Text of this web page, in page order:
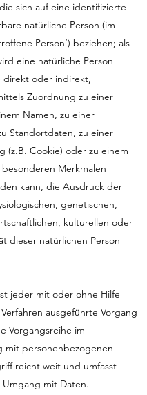
sich auf eine identifizierte
natürliche Person (im
Person‘) beziehen; als
eine natürliche Person
direkt oder indirekt,
Zuordnung zu einer
Namen, zu einer
Standortdaten, zu einer
(z.B. Cookie) oder zu einem
Merkmalen
kann, die Ausdruck der
genetischen,
kulturellen oder
dieser natürlichen Person
jeder mit oder ohne Hilfe
ausgeführte Vorgang
Vorgangsreihe im
mit personenbezogenen
reicht weit und umfasst
mit Daten.